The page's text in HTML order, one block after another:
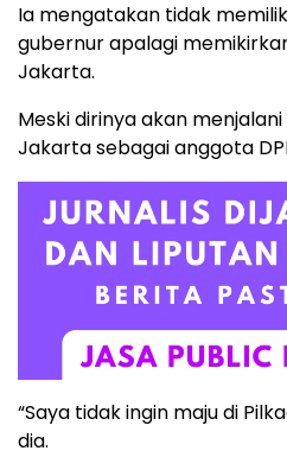
Ia mengatakan tidak
gubernur apalagi
Jakarta.
Meski dirinya akan
Jakarta sebagai anggota
“Saya tidak ingin maju di
dia.